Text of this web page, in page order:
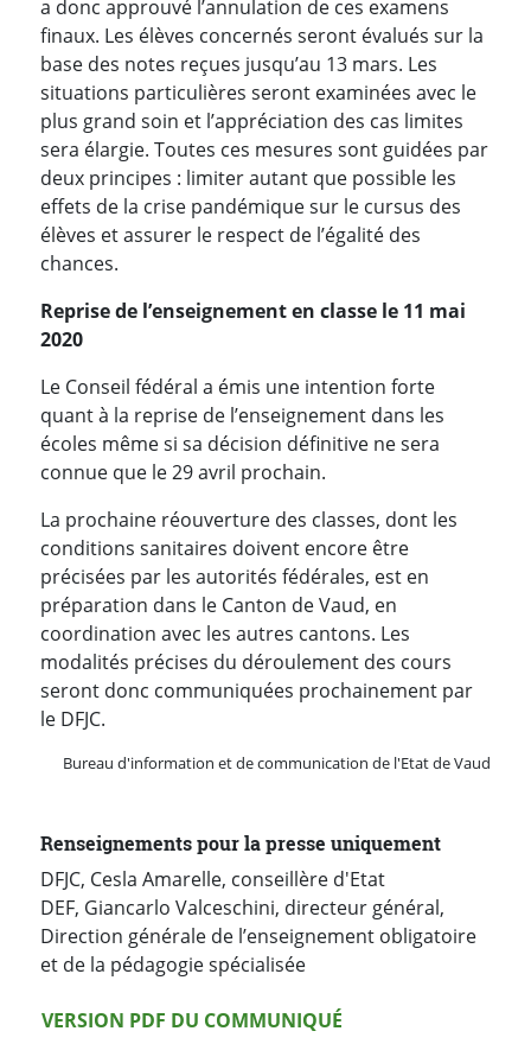
a donc approuvé l’annulation de ces examens
finaux. Les élèves concernés seront évalués sur la
base des notes reçues jusqu’au 13 mars. Les
situations particulières seront examinées avec le
plus grand soin et l’appréciation des cas limites
sera élargie. Toutes ces mesures sont guidées par
deux principes : limiter autant que possible les
effets de la crise pandémique sur le cursus des
élèves et assurer le respect de l’égalité des
chances.
Reprise de l’enseignement en classe le 11 mai
2020
Le Conseil fédéral a émis une intention forte
quant à la reprise de l’enseignement dans les
écoles même si sa décision définitive ne sera
connue que le 29 avril prochain.
La prochaine réouverture des classes, dont les
conditions sanitaires doivent encore être
précisées par les autorités fédérales, est en
préparation dans le Canton de Vaud, en
coordination avec les autres cantons. Les
modalités précises du déroulement des cours
seront donc communiquées prochainement par
le DFJC.
Bureau d'information et de communication de l'Etat de Vaud
Renseignements pour la presse uniquement
DFJC, Cesla Amarelle, conseillère d'Etat
DEF, Giancarlo Valceschini, directeur général,
Direction générale de l’enseignement obligatoire
et de la pédagogie spécialisée
Version PDF
VERSION PDF DU COMMUNIQUÉ